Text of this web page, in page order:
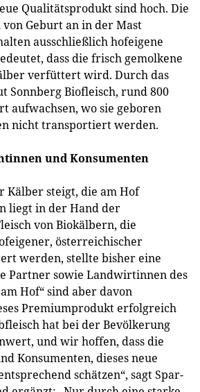
Qualitätsprodukt sind hoch. Die
Geburt an in der Mast
ausschließlich hofeigene
dass die frisch gemolkene
verfüttert wird. Durch das
Sonnberg Biofleisch, rund 800
aufwachsen, wo sie geboren
nicht transportiert werden.
und Konsumenten
Kälber steigt, die am Hof
liegt in der Hand der
von Biokälbern, die
österreichischer
werden, stellte bisher eine
Partner sowie Landwirtinnen des
Hof“ sind aber davon
Premiumprodukt erfolgreich
hat bei der Bevölkerung
und wir hoffen, dass die
Konsumenten, dieses neue
schätzen“, sagt Spar-